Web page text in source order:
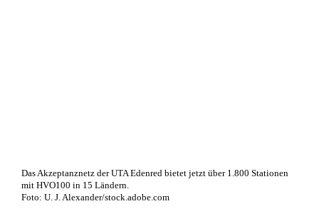
Das Akzeptanznetz der UTA Edenred bietet jetzt über 1.800 Stationen
mit HVO100 in 15 Ländern.
Foto: U. J. Alexander/stock.adobe.com